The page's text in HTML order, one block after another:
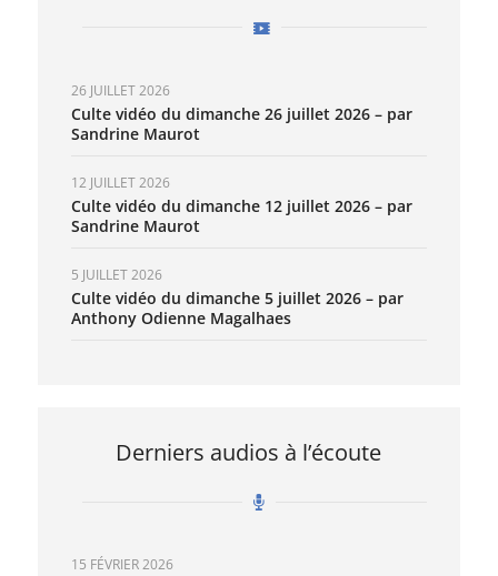
26 JUILLET 2026
Culte vidéo du dimanche 26 juillet 2026 – par
Sandrine Maurot
12 JUILLET 2026
Culte vidéo du dimanche 12 juillet 2026 – par
Sandrine Maurot
5 JUILLET 2026
Culte vidéo du dimanche 5 juillet 2026 – par
Anthony Odienne Magalhaes
Derniers audios à l’écoute
15 FÉVRIER 2026